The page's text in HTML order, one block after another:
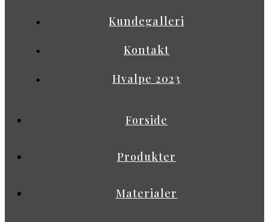
Kundegalleri
Kontakt
Hvalpe 2023
Forside
Produkter
Materialer